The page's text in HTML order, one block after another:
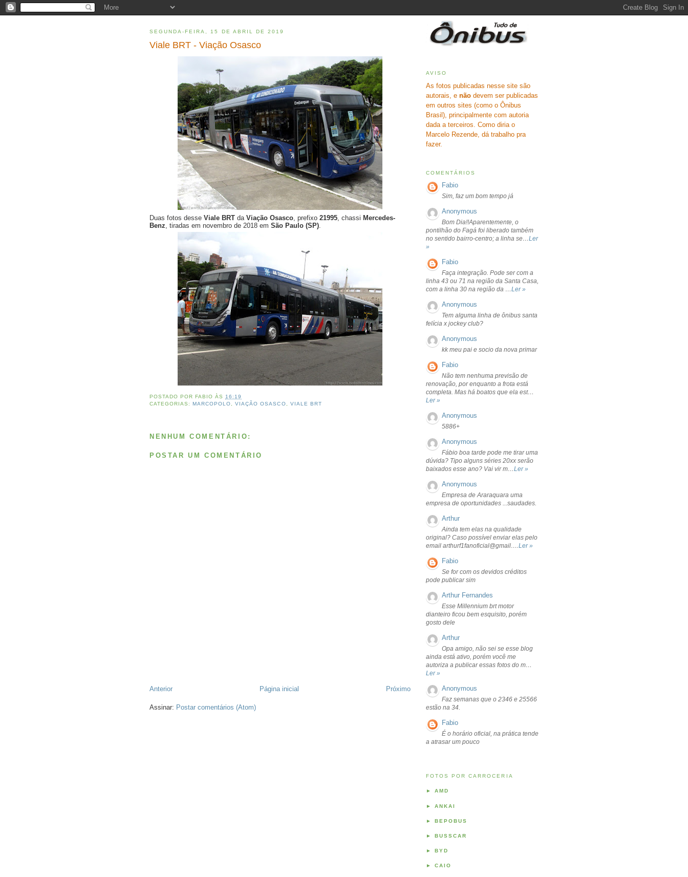
SEGUNDA-FEIRA, 15 DE ABRIL DE 2019
Viale BRT - Viação Osasco
Duas fotos desse Viale BRT da Viação Osasco , prefixo 21995 , chassi Mercedes-
Benz , tiradas em novembro de 2018 em São Paulo (SP)
POSTADO PORFABIO ÀS16:19
CATEGORIAS:MARCOPOLO,VIAÇÃO OSASCO, VIALE BRT
NENHUM COMENTÁRIO:
POSTAR UM COMENTÁRIO
Anterior Próximo
Página inicial
Assinar: Postar comentários (Atom)
AVISO
As fotos publicadas nesse site são
autorais, e não devem ser publicadas
em outros sites (como o Ônibus
Brasil), principalmente com autoria
dada a terceiros. Como diria o
Marcelo Rezende, dá trabalho pra
fazer.
COMENTÁRIOS
Fabio
Sim, faz um bom tempo já
Anonymous
Bom Dia!!Aparentemente, o
pontilhão do Fagá foi liberado também
no sentido bairro-centro; a linha se…Ler
»
Fabio
Faça integração. Pode ser com a
linha 43 ou 71 na região da Santa Casa,
com a linha 30 na região da …Ler »
Anonymous
Tem alguma linha de ônibus santa
felícia x jockey club?
Anonymous
kk meu pai e socio da nova primar
Fabio
Não tem nenhuma previsão de
renovação, por enquanto a frota está
completa. Mas há boatos que ela est…
Ler »
Anonymous
5886+
Anonymous
Fábio boa tarde pode me tirar uma
dúvida? Tipo alguns séries 20xx serão
baixados esse ano? Vai vir m…Ler »
Anonymous
Empresa de Araraquara uma
empresa de oportunidades ...saudades.
Arthur
Ainda tem elas na qualidade
original? Caso possível enviar elas pelo
email arthurf1fanoficial@gmail.…Ler »
Fabio
Se for com os devidos créditos
pode publicar sim
Arthur Fernandes
Esse Millennium brt motor
dianteiro ficou bem esquisito, porém
gosto dele
Arthur
Opa amigo, não sei se esse blog
ainda está ativo, porém você me
autoriza a publicar essas fotos do m…
Ler »
Anonymous
Faz semanas que o 2346 e 25566
estão na 34.
Fabio
É o horário oficial, na prática tende
a atrasar um pouco
FOTOS POR CARROCERIA
► AMD
► ANKAI
► BEPOBUS
► BUSSCAR
► BYD
► CAIO